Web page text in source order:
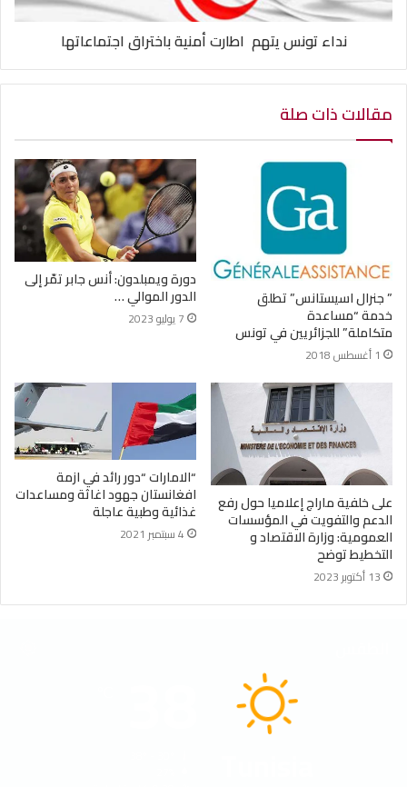
نداء تونس يتهم اطارت أمنية باختراق اجتماعاتها
مقالات ذات صلة
” جنرال اسيستانس” تطلق
خدمة “مساعدة
متكاملة” للجزائريين في تونس
1 أغسطس 2018
دورة ويمبلدون: أنس جابر تمّر إلى
الدور الموالي …
7 يوليو 2023
على خلفية ماراج إعلاميا حول رفع
الدعم والتفويت في المؤسسات
العمومية: وزارة الاقتصاد و
التخطيط توضح
13 أكتوبر 2023
“الامارات “دور رائد في ازمة
افغانستان جهود اغاثة ومساعدات
غذائية وطبية عاجلة
4 سبتمبر 2021